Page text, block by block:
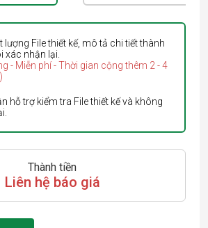
lượng File thiết kế, mô tả chi tiết thành
xác nhận lại.
- Miễn phí - Thời gian cộng thêm 2 - 4
hỗ trợ kiểm tra File thiết kế và không
Thành tiền
Liên hệ báo giá